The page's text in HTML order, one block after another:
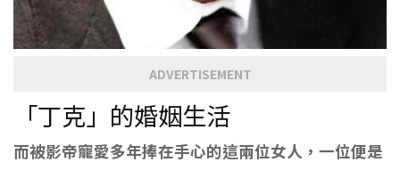
ADVERTISEMENT
「丁克」的婚姻生活
而被影帝寵愛多年捧在手心的這兩位女人，一位便是